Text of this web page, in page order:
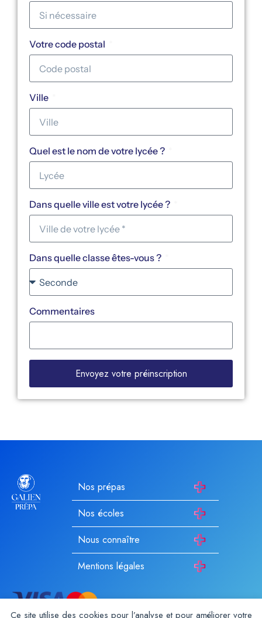
Ce site utilise des cookies pour l’analyse et pour améliorer votre
Votre code postal
Ville
Quel est le nom de votre lycée ?
Dans quelle ville est votre lycée ?
Dans quelle classe êtes-vous ?
Commentaires
Envoyez votre préinscription
Nos prépas
Nos écoles
Nous connaître
Mentions légales